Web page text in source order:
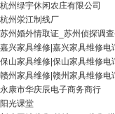
杭州绿宇休闲农庄有限公司
杭州泶江制线厂
苏州婚外情取证_苏州侦探调查
嘉兴家具维修|嘉兴家具维修电
保山家具维修|保山家具维修电
赣州家具维修|赣州家具维修电
永康市华庆辰电子商务商行
阳光课堂